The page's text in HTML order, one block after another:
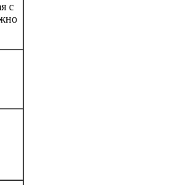
с